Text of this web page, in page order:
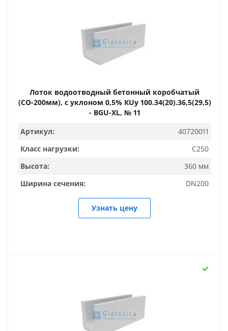
Лоток водоотводный бетонный коробчатый
(СО-200мм), с уклоном 0,5% КUу 100.34(20).36,5(29,5)
- BGU-XL, № 11
Артикул:
40720011
Класс нагрузки:
C250
Высота:
360 мм
Ширина сечения:
DN200
Узнать цену